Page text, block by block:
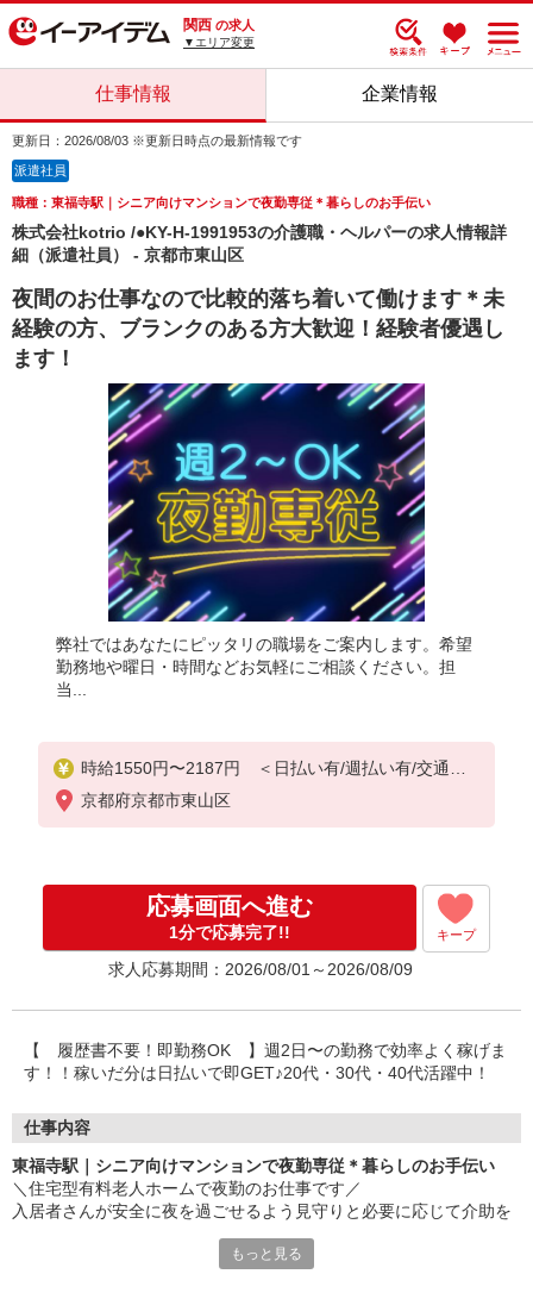
関西 の求人
▼エリア変更
仕事情報 企業情報
更新日：2026/08/03 ※更新日時点の最新情報です
派遣社員
職種：東福寺駅｜シニア向けマンションで夜勤専従＊暮らしのお手伝い
株式会社kotrio /●KY-H-1991953の介護職・ヘルパーの求人情報詳
細（派遣社員） - 京都市東山区
夜間のお仕事なので比較的落ち着いて働けます＊未
経験の方、ブランクのある方大歓迎！経験者優遇し
ます！
弊社ではあなたにピッタリの職場をご案内します。希望
勤務地や曜日・時間などお気軽にご相談ください。担
当...
時給1550円〜2187円 ＜日払い有/週払い有/交通費
全支給(ガソリン代含む)＞
京都府京都市東山区
応募画面へ進む
1分で応募完了!! キープ
求人応募期間：2026/08/01～2026/08/09
【 履歴書不要！即勤務OK 】週2日〜の勤務で効率よく稼げま
す！！稼いだ分は日払いで即GET♪20代・30代・40代活躍中！
仕事内容
東福寺駅｜シニア向けマンションで夜勤専従＊暮らしのお手伝い
＼住宅型有料老人ホームで夜勤のお仕事です／
入居者さんが安全に夜を過ごせるよう見守りと必要に応じて介助を
もっと見る